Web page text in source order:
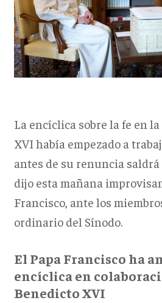
La encíclica sobre la fe en
XVI había empezado a
antes de su renuncia saldrá
dijo esta mañana
Francisco, ante los
ordinario del Sínodo.
El Papa Francisco ha
encíclica en
Benedicto XVI